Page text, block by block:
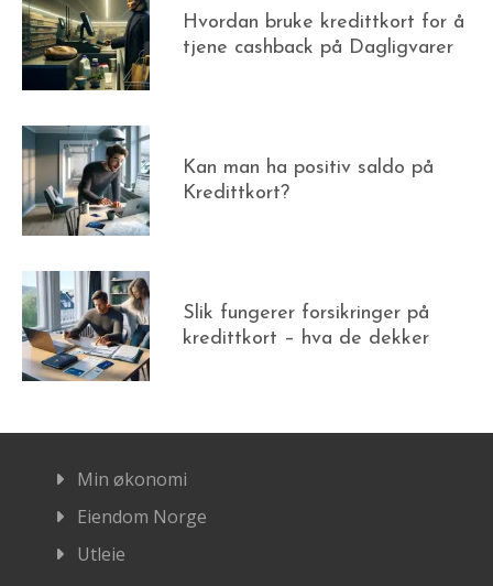
Hvordan bruke kredittkort for å
tjene cashback på Dagligvarer
Kan man ha positiv saldo på
Kredittkort?
Slik fungerer forsikringer på
kredittkort – hva de dekker
Min økonomi
Eiendom Norge
Utleie